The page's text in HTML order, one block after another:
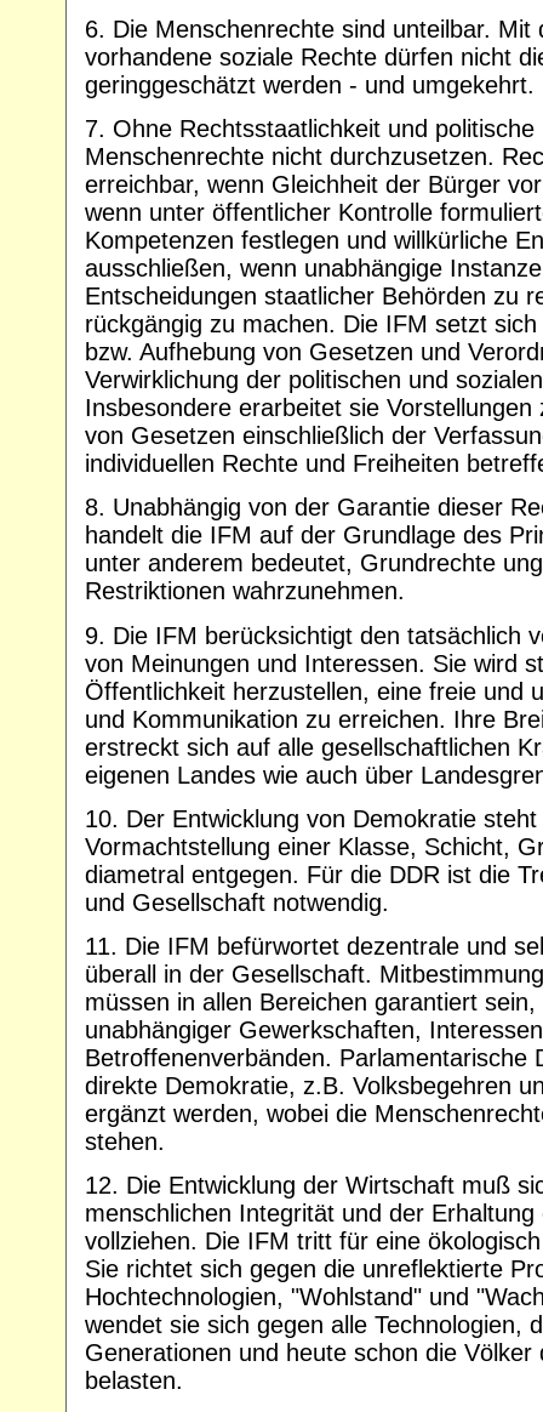
6. Die Menschenrechte sind unteilbar. Mit
vorhandene soziale Rechte dürfen nicht
geringgeschätzt werden - und umgekehrt.
7. Ohne Rechtsstaatlichkeit und
Menschenrechte nicht durchzusetzen.
erreichbar, wenn Gleichheit der Bürger
wenn unter öffentlicher Kontrolle
Kompetenzen festlegen und willkürliche
ausschließen, wenn unabhängige
Entscheidungen staatlicher Behörden zu
rückgängig zu machen. Die IFM setzt
bzw. Aufhebung von Gesetzen und
Verwirklichung der politischen und
Insbesondere erarbeitet sie
von Gesetzen einschließlich der
individuellen Rechte und Freiheiten
8. Unabhängig von der Garantie dieser
handelt die IFM auf der Grundlage des
unter anderem bedeutet, Grundrechte
Restriktionen wahrzunehmen.
9. Die IFM berücksichtigt den tatsächlich
von Meinungen und Interessen. Sie wird
Öffentlichkeit herzustellen, eine freie und
und Kommunikation zu erreichen. Ihre
erstreckt sich auf alle gesellschaftlichen
eigenen Landes wie auch über
10. Der Entwicklung von Demokratie
Vormachtstellung einer Klasse, Schicht,
diametral entgegen. Für die DDR ist die
und Gesellschaft notwendig.
11. Die IFM befürwortet dezentrale und
überall in der Gesellschaft.
müssen in allen Bereichen garantiert
unabhängiger Gewerkschaften,
Betroffenenverbänden. Parlamentarische
direkte Demokratie, z.B. Volksbegehren
ergänzt werden, wobei die
stehen.
12. Die Entwicklung der Wirtschaft muß
menschlichen Integrität und der
vollziehen. Die IFM tritt für eine
Sie richtet sich gegen die unreflektierte
Hochtechnologien, "Wohlstand" und
wendet sie sich gegen alle Technologien,
Generationen und heute schon die Völker
belasten.